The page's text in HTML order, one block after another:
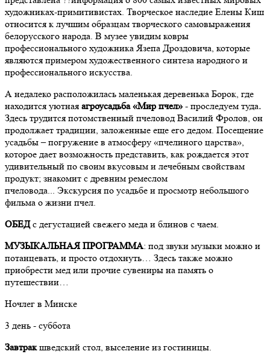
художниках-примитивистах. Творческое наследие Елены Киш
относится к лучшим образцам творческого самовыражения
белорусского народа. В музее увидим ковры
профессионального художника Язепа Дроздовича, которые
являются примером художественного синтеза народного и
профессионального искусства.
А недалеко расположилась маленькая деревенька Борок, где
находится уютная агроусадьба «Мир пчел» - проследуем туда.
Здесь трудится потомственный пчеловод Василий Фролов, он
продолжает традиции, заложенные еще его дедом. Посещение
усадьбы – погружение в атмосферу «пчелиного царства»,
которое дает возможность представить, как рождается этот
удивительный по своим вкусовым и лечебным свойствам
продукт; знакомит с древним ремеслом
пчеловода... Экскурсия по усадьбе и просмотр небольшого
фильма о жизни пчел.
ОБЕДс дегустацией свежего меда и блинов с чаем.
МУЗЫКАЛЬНАЯ ПРОГРАММА: под звуки музыки можно и
потанцевать, и просто отдохнуть… Здесь также можно
приобрести мед или прочие сувениры на память о
путешествии…
Ночлег в Минске
3 день - суббота
Завтракшведский стол, выселение из гостиницы.